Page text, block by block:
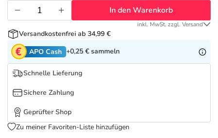
Tierapotheke
Vitamine & Mineralstoffe
Marken
Salus Deals
In den Warenkorb
inkl. MwSt. zzgl. Versand
Versandkostenfrei ab 34,99 €
APO Cash +0,25 € sammeln
Schnelle Lieferung
Sichere Zahlung
Geprüfter Shop
Zu meiner Favoriten-Liste hinzufügen